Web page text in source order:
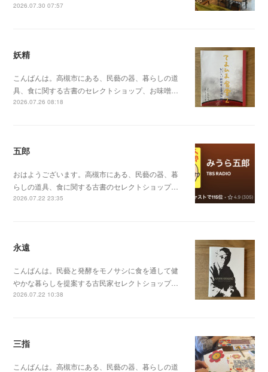
2026.07.30 07:57
妖精
こんばんは。高槻市にある、民藝の器、暮らしの道
具、食に関する古書のセレクトショップ、お味噌…
2026.07.26 08:18
五郎
おはようございます。高槻市にある、民藝の器、暮
らしの道具、食に関する古書のセレクトショップ…
2026.07.22 23:35
永遠
こんばんは。民藝と発酵をモノサシに食を通して健
やかな暮らしを提案する古民家セレクトショップ…
2026.07.22 10:38
三指
こんばんは。高槻市にある、民藝の器、暮らしの道